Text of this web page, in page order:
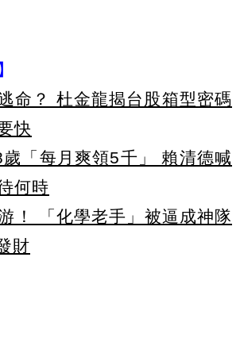
命？ 杜金龍揭台股箱型密碼
快
「每月爽領5千」 賴清德喊
何時
！ 「化學老手」被逼成神隊
財